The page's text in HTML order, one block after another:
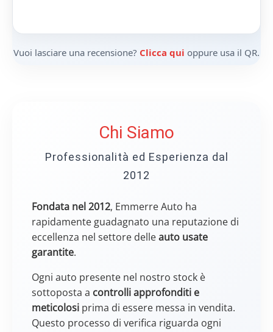
Vuoi lasciare una recensione? Clicca qui oppure usa il QR.
Chi Siamo
Professionalità ed Esperienza dal
2012
Fondata nel 2012, Emmerre Auto ha
rapidamente guadagnato una reputazione di
eccellenza nel settore delleauto usate
garantite.
Ogni auto presente nel nostro stock è
sottoposta a controlli approfonditi e
meticolosi prima di essere messa in vendita.
Questo processo di verifica riguarda ogni